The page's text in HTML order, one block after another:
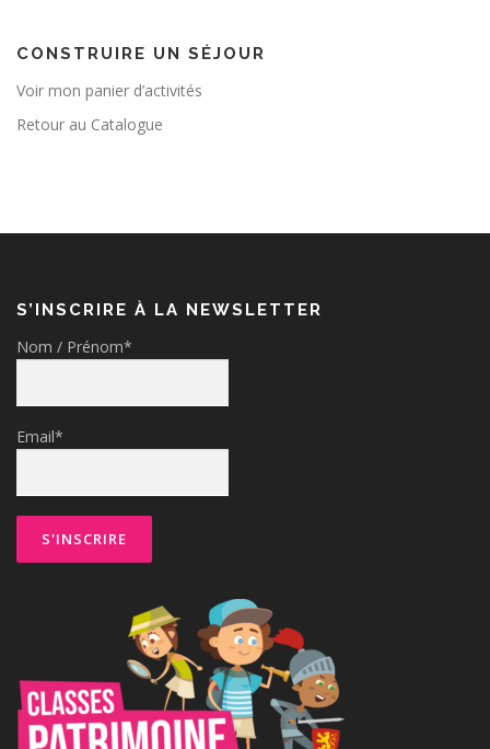
CONSTRUIRE UN SÉJOUR
Voir mon panier d’activités
Retour au Catalogue
S’INSCRIRE À LA NEWSLETTER
Nom / Prénom*
Email*